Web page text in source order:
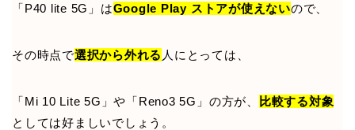
「P40 lite 5G」はGoogle Play ストアが使えないので、
その時点で選択から外れる 人にとっては、
「Mi 10 Lite 5G」や「Reno3 5G」の方が、
比較する対象
としては好ましいでしょう。